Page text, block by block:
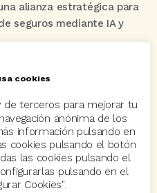
alianza estratégica para
seguros mediante IA y
asisa autos
ayudas Bcover
Codeoscopic Academy
cookies
de terceros para mejorar tu
anónima de los
información pulsando en
cookies pulsando el botón
las cookies pulsando el
pulsando en el
Cookies".